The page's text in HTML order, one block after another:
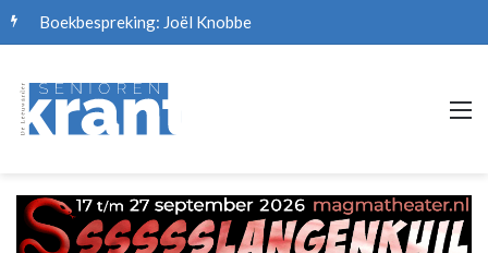
Boekbespreking: Joël Knobbe